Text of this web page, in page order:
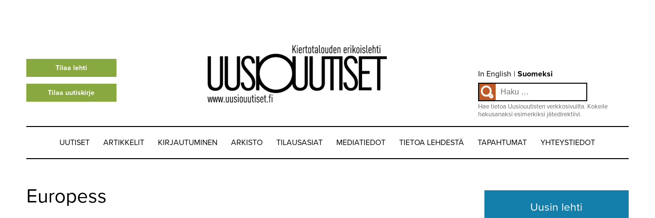
Tilaa lehti
Tilaa uutiskirje
Choose
language
Valitse
kieli:
In English | Suomeksi
Haku:
Hae tietoa Uusiouutisten verkkosivuilta. Kokeile
hakusanaksi esimerkiksi jätedirektiivi.
UUTISET ARTIKKELIT KIRJAUTUMINEN ARKISTO TILAUSASIAT MEDIATIEDOT TIETOA LEHDESTÄ TAPAHTUMAT YHTEYSTIEDOT
ARTIKKELIT
Europess Uusin lehti